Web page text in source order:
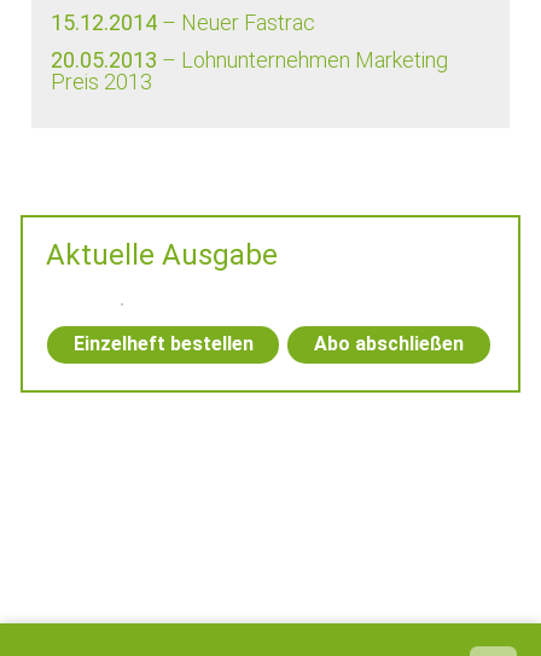
15.12.2014 – Neuer Fastrac
20.05.2013 – Lohnunternehmen Marketing
Preis 2013
Aktuelle Ausgabe
Einzelheft bestellen Abo abschließen